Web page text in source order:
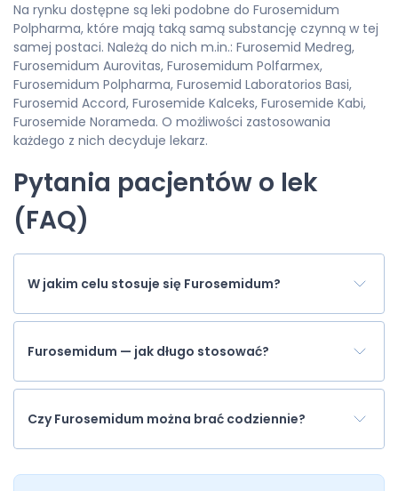
Na rynku dostępne są leki podobne do Furosemidum
Polpharma, które mają taką samą substancję czynną w tej
samej postaci. Należą do nich m.in.: Furosemid Medreg,
Furosemidum Aurovitas, Furosemidum Polfarmex,
Furosemidum Polpharma, Furosemid Laboratorios Basi,
Furosemid Accord, Furosemide Kalceks, Furosemide Kabi,
Furosemide Norameda. O możliwości zastosowania
każdego z nich decyduje lekarz.
Pytania pacjentów o lek
(FAQ)
W jakim celu stosuje się Furosemidum?
Furosemidum — jak długo stosować?
Czy Furosemidum można brać codziennie?